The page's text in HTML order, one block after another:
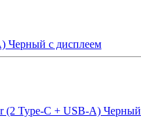
Черный с дисплеем
(2 Type-C + USB-A) Черный